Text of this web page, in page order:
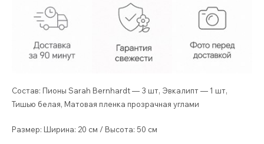
Состав: Пионы Sarah Bernhardt — 3 шт, Эвкалипт — 1 шт,
Тишью белая, Матовая пленка прозрачная углами
Размер: Ширина: 20 см / Высота: 50 см